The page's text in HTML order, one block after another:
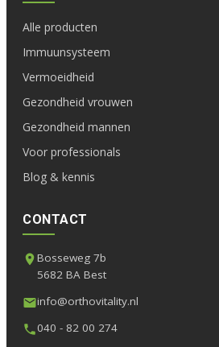
Alle producten
Immuunsysteem
Vermoeidheid
Gezondheid vrouwen
Gezondheid mannen
Voor professionals
Blog & kennis
CONTACT
Bosseweg 7b
5682 BA Best
info@orthovitality.nl
040 - 82 00 274